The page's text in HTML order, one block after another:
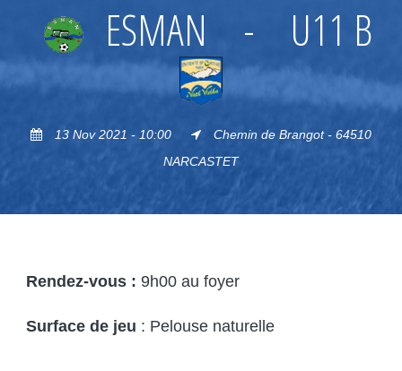
ESMAN - U11 B
13 Nov 2021 - 10:00
Chemin de Brangot - 64510
NARCASTET
Rendez-vous : 9h00 au foyer
Surface de jeu : Pelouse naturelle